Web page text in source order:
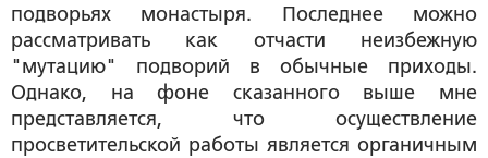
подворьях монастыря. Последнее можно
рассматривать как отчасти неизбежную
"мутацию" подворий в обычные приходы.
Однако, на фоне сказанного выше мне
представляется, что осуществление
просветительской работы является органичным